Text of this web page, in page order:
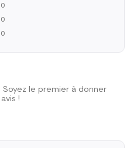
0
0
0
le premier à donner
!